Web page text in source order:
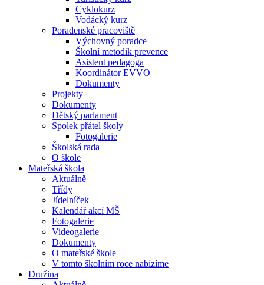
Cyklokurz
Vodácký kurz
Poradenské pracoviště
Výchovný poradce
Školní metodik prevence
Asistent pedagoga
Koordinátor EVVO
Dokumenty
Projekty
Dokumenty
Dětský parlament
Spolek přátel školy
Fotogalerie
Školská rada
O škole
Mateřská škola
Aktuálně
Třídy
Jídelníček
Kalendář akcí MŠ
Fotogalerie
Videogalerie
Dokumenty
O mateřské škole
V tomto školním roce nabízíme
Družina